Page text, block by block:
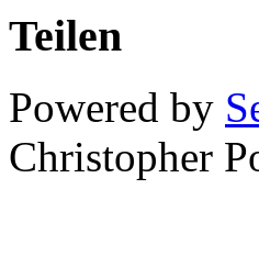
Teilen
Powered by
Christopher